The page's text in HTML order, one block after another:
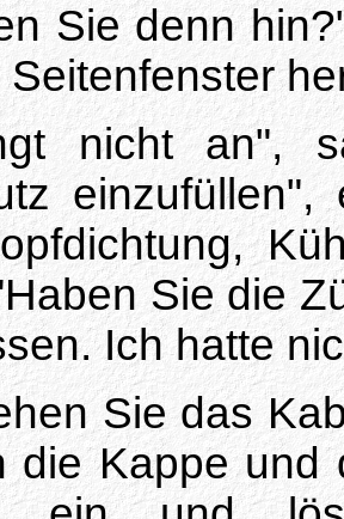
Sie denn
nicht an",
Sie die
Ich hatte
Sie das
die Kappe und